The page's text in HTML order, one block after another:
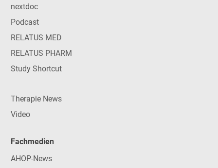
nextdoc
Podcast
RELATUS MED
RELATUS PHARM
Study Shortcut
Therapie News
Video
Fachmedien
AHOP-News